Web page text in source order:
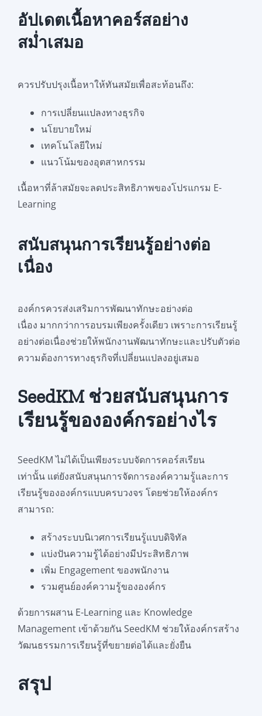
อัปเดตเนื้อหาคอร์สอย่าง
สม่ำเสมอ
ควรปรับปรุงเนื้อหาให้ทันสมัยเพื่อสะท้อนถึง:
การเปลี่ยนแปลงทางธุรกิจ
นโยบายใหม่
เทคโนโลยีใหม่
แนวโน้มของอุตสาหกรรม
เนื้อหาที่ล้าสมัยจะลดประสิทธิภาพของโปรแกรม E-
Learning
สนับสนุนการเรียนรู้อย่างต่อ
เนื่อง
องค์กรควรส่งเสริมการพัฒนาทักษะอย่างต่อ
เนื่อง มากกว่าการอบรมเพียงครั้งเดียว เพราะการเรียนรู้
อย่างต่อเนื่องช่วยให้พนักงานพัฒนาทักษะและปรับตัวต่อ
ความต้องการทางธุรกิจที่เปลี่ยนแปลงอยู่เสมอ
SeedKM ช่วยสนับสนุนการ
เรียนรู้ขององค์กรอย่างไร
SeedKM ไม่ได้เป็นเพียงระบบจัดการคอร์สเรียน
เท่านั้น แต่ยังสนับสนุนการจัดการองค์ความรู้และการ
เรียนรู้ขององค์กรแบบครบวงจร โดยช่วยให้องค์กร
สามารถ:
สร้างระบบนิเวศการเรียนรู้แบบดิจิทัล
แบ่งปันความรู้ได้อย่างมีประสิทธิภาพ
เพิ่ม Engagement ของพนักงาน
รวมศูนย์องค์ความรู้ขององค์กร
ด้วยการผสาน E-Learning และ Knowledge
Management เข้าด้วยกัน SeedKM ช่วยให้องค์กรสร้าง
วัฒนธรรมการเรียนรู้ที่ขยายต่อได้และยั่งยืน
สรุป